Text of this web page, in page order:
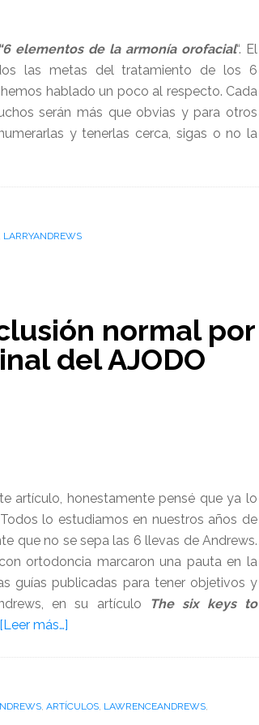
“6 elementos de la armonía orofacial“. El
las metas del tratamiento de los 6
hablado un poco al respecto. Cada
serán más que obvias y para otros
y tenerlas cerca, sigas o no la
LARRYANDREWS
normal por
del AJODO
artículo, honestamente pensé que ya lo
lo estudiamos en nuestros años de
que no se sepa las 6 llevas de Andrews.
ortodoncia marcaron una pauta en la
guías publicadas para tener objetivos y
en su artículo
The six keys to
[Leer más…]
llaves
, ARTÍCULOS, LAWRENCEANDREWS,